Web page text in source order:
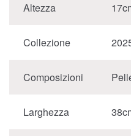
Altezza
Collezione
Composizioni
Larghezza